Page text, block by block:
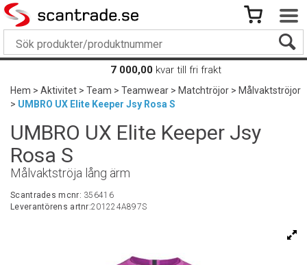
7 000,00 kvar till fri frakt
Hem>Aktivitet>Team>Teamwear>Matchtröjor>Målvaktströjor
>UMBRO UX Elite Keeper Jsy Rosa S
UMBRO UX Elite Keeper Jsy
Rosa S
Målvaktströja lång ärm
Scantrades mcnr: 356416
Leverantörens artnr:201224A897S